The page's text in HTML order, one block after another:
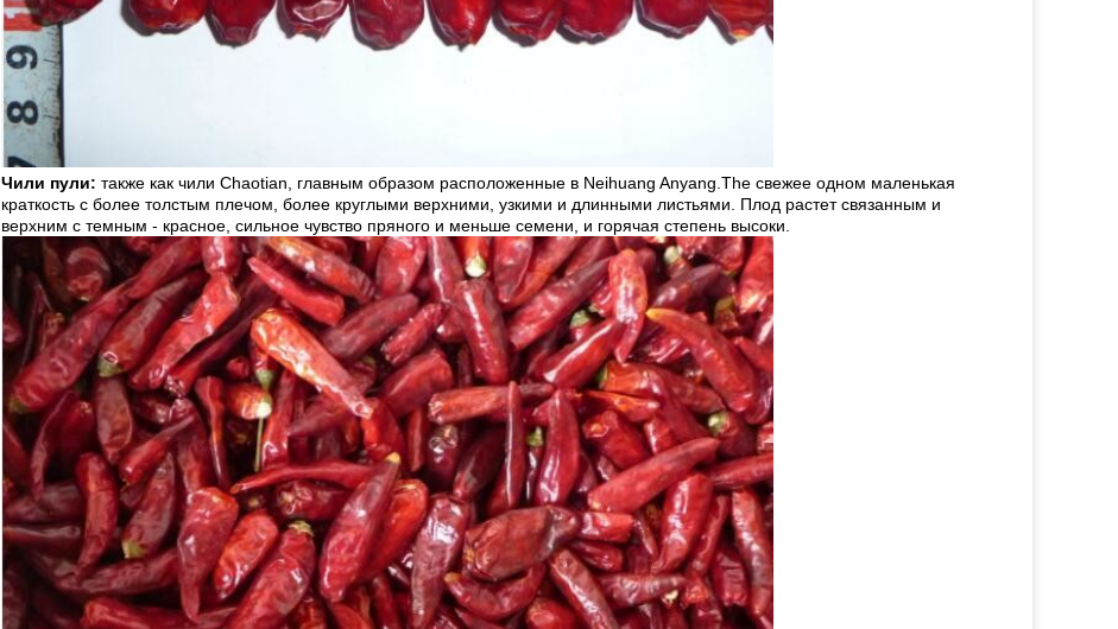
Чили пули: также как чили Chaotian, главным образом расположенные в Neihuang Anyang.The свежее одном маленькая
краткость с более толстым плечом, более круглыми верхними, узкими и длинными листьями. Плод растет связанным и
верхним с темным - красное, сильное чувство пряного и меньше семени, и горячая степень высоки.